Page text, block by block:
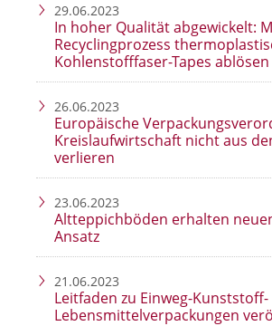
29.06.2023
In hoher Qualität abgewickelt:
Recyclingprozess
Kohlenstofffaser-Tapes ablösen
26.06.2023
Europäische
Kreislaufwirtschaft nicht aus
verlieren
23.06.2023
Altteppichböden erhalten
Ansatz
21.06.2023
Leitfaden zu Einweg-Kunststoff-
Lebensmittelverpackungen